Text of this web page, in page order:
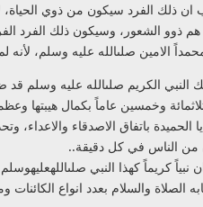
ان ذلك الفرد سيكون من ذوي الحياة،
هم ذوو الشعور، وسيكون ذلك الفرد
الامين صلىالله عليه وسلم، لأنه
النبي الكريم صلىالله عليه وسلم قد
وخمسين عاماً بكمال هيبتها
الحميدة باتفاق الاصدقاء والاعداء،
من الناس في كل دقيقة..
نبياً كريماً كهذا النبي صلىاللهعليهوسلم
الصلاة والسلام بعدد انواع الكائنات